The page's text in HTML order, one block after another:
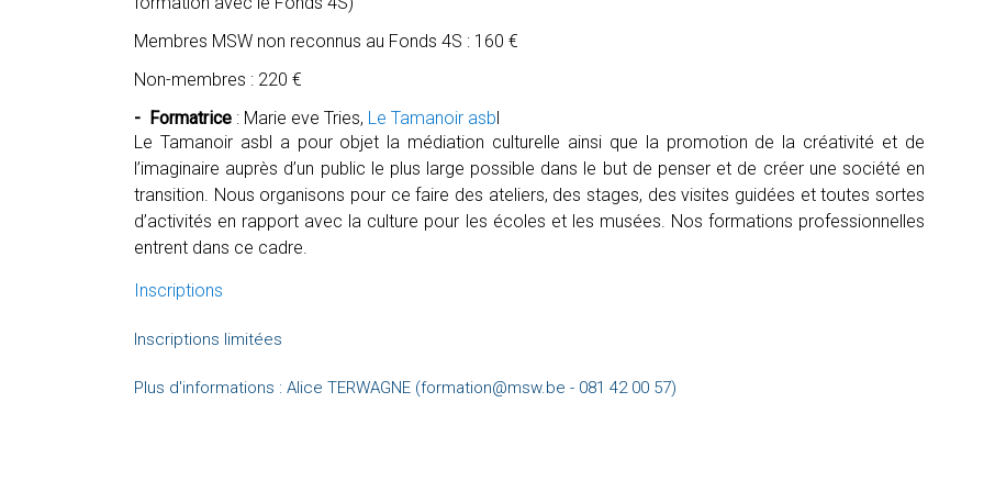
Membres MSW non reconnus au Fonds 4S : 160 €
Non-membres : 220 €
- Formatrice : Marie eve Tries, Le Tamanoir asbl
Le Tamanoir asbl a pour objet la médiation culturelle ainsi que la promotion de la créativité et de
l’imaginaire auprès d’un public le plus large possible dans le but de penser et de créer une société en
transition. Nous organisons pour ce faire des ateliers, des stages, des visites guidées et toutes sortes
d’activités en rapport avec la culture pour les écoles et les musées. Nos formations professionnelles
entrent dans ce cadre.
Inscriptions
Inscriptions limitées
Plus d'informations : Alice TERWAGNE (formation@msw.be - 081 42 00 57)